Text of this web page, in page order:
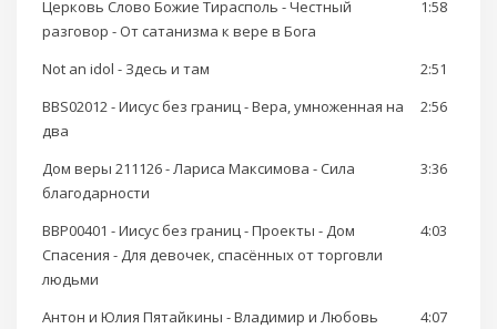
Церковь Слово Божие Тирасполь - Честный
разговор - От сатанизма к вере в Бога
1:58
Not an idol - Здесь и там
2:51
BBS02012 - Иисус без границ - Вера, умноженная на
два
2:56
Дом веры 211126 - Лариса Максимова - Сила
благодарности
3:36
BBP00401 - Иисус без границ - Проекты - Дом
Спасения - Для девочек, спасённых от торговли
людьми
4:03
Антон и Юлия Пятайкины - Владимир и Любовь
4:07